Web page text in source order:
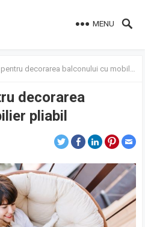
MENU
decorarea balconului cu mobilier pliabil
decorarea
pliabil